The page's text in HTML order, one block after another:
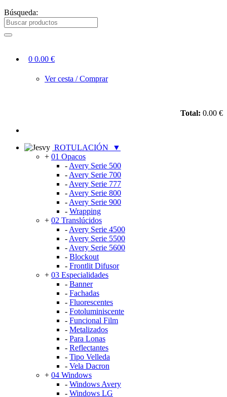
Búsqueda:
0 0.00 €
Ver cesta / Comprar
Total: 0.00 €
ROTULACIÓN
▼
+ 01 Opacos
- Avery Serie 500
- Avery Serie 700
- Avery Serie 777
- Avery Serie 800
- Avery Serie 900
- Wrapping
+ 02 Translúcidos
- Avery Serie 4500
- Avery Serie 5500
- Avery Serie 5600
- Blockout
- Frontlit Difusor
+ 03 Especialidades
- Banner
- Fachadas
- Fluorescentes
- Fotoluminiscente
- Funcional Film
- Metalizados
- Para Lonas
- Reflectantes
- Tipo Velleda
- Vela Dacron
+ 04 Windows
- Windows Avery
- Windows LG